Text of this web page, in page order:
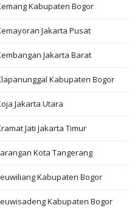
Kabupaten Bogor
Jakarta Pusat
Jakarta Barat
Kabupaten Bogor
Jakarta Utara
Jati Jakarta Timur
Kota Tangerang
Kabupaten Bogor
Kabupaten Bogor